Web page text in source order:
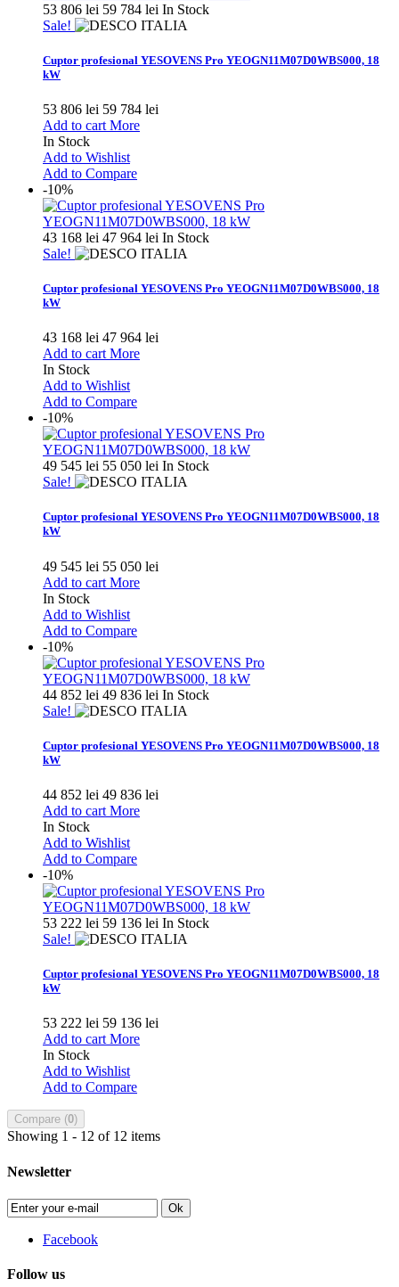
53 806 lei 59 784 lei In Stock
Sale!
Cuptor profesional YESOVENS Pro YEOGN11M07D0WBS000, 18
kW
53 806 lei 59 784 lei
Add to cart More
In Stock
Add to Wishlist
Add to Compare
-10%
43 168 lei 47 964 lei In Stock
Sale!
Cuptor profesional YESOVENS Pro YEOGN11M07D0WBS000, 18
kW
43 168 lei 47 964 lei
Add to cart More
In Stock
Add to Wishlist
Add to Compare
-10%
49 545 lei 55 050 lei In Stock
Sale!
Cuptor profesional YESOVENS Pro YEOGN11M07D0WBS000, 18
kW
49 545 lei 55 050 lei
Add to cart More
In Stock
Add to Wishlist
Add to Compare
-10%
44 852 lei 49 836 lei In Stock
Sale!
Cuptor profesional YESOVENS Pro YEOGN11M07D0WBS000, 18
kW
44 852 lei 49 836 lei
Add to cart More
In Stock
Add to Wishlist
Add to Compare
-10%
53 222 lei 59 136 lei In Stock
Sale!
Cuptor profesional YESOVENS Pro YEOGN11M07D0WBS000, 18
kW
53 222 lei 59 136 lei
Add to cart More
In Stock
Add to Wishlist
Add to Compare
Compare (0)
Showing 1 - 12 of 12 items
Newsletter
Ok
Facebook
Follow us